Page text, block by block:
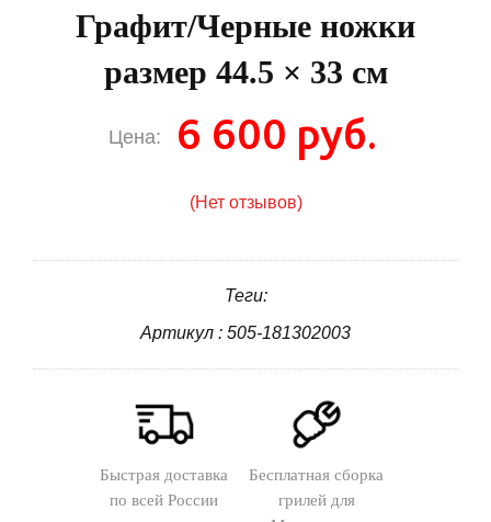
Графит/Черные ножки
размер 44.5 × 33 см
Цена: 6 600 руб.
(Нет отзывов)
Теги:
Артикул : 505-181302003
Быстрая доставка
по всей России
Бесплатная сборка
грилей для